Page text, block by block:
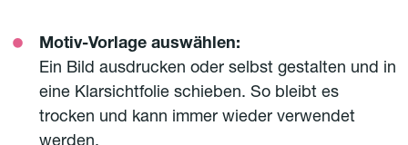
Motiv-Vorlage auswählen:
Ein Bild ausdrucken oder selbst gestalten und in
eine Klarsichtfolie schieben. So bleibt es
trocken und kann immer wieder verwendet